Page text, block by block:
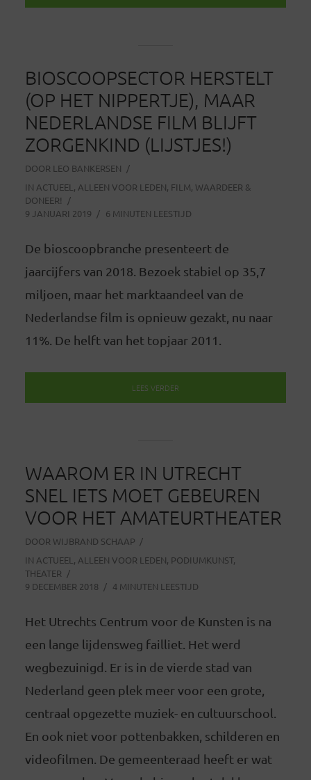
BIOSCOOPSECTOR HERSTELT
(OP HET NIPPERTJE), MAAR
NEDERLANDSE FILM BLIJFT
ZORGENKIND (LIJSTJES!)
DOOR LEO BANKERSEN
IN ACTUEEL , ALLEEN VOOR LEDEN, FILM, WAARDEER &
DONEER!
9 JANUARI 2019
6 MINUTEN LEESTIJD
De bioscoopbranche presenteert de
jaarcijfers van 2018. Bezoek stabiel op 35,7
miljoen, maar het marktaandeel van de
Nederlandse film is opnieuw gezakt, nu naar
11%. De helft van het topjaar 2011.
LEES VERDER
WAAROM ER IN UTRECHT
SNEL IETS MOET GEBEUREN
VOOR HET AMATEURTHEATER
DOOR WIJBRAND SCHAAP
IN ACTUEEL , ALLEEN VOOR LEDEN, PODIUMKUNST,
THEATER
9 DECEMBER 2018
4 MINUTEN LEESTIJD
Het Utrechts Centrum voor de Kunsten is na
een lange lijdensweg failliet. Het werd
wegbezuinigd. Er is in de vierde stad van
Nederland geen plek meer voor een grote,
centraal opgezette muziek- en cultuurschool.
En ook niet voor pottenbakken, schilderen en
videofilmen. De gemeenteraad heeft er wat